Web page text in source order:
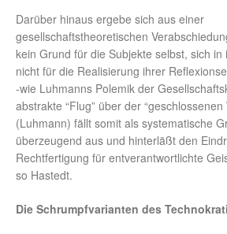
Darüber hinaus ergebe sich aus einer
gesellschaftstheoretischen
kein Grund für die Subjekte selbst, sich in
nicht für die Realisierung ihrer
-wie Luhmanns Polemik der
abstrakte “Flug” über der “geschlossenen
(Luhmann) fällt somit als systematische
überzeugend aus und hinterläßt den
Rechtfertigung für entverantwortlichte
so Hastedt.
Die Schrumpfvarianten des